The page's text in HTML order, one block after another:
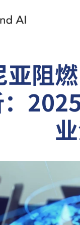
亚阻